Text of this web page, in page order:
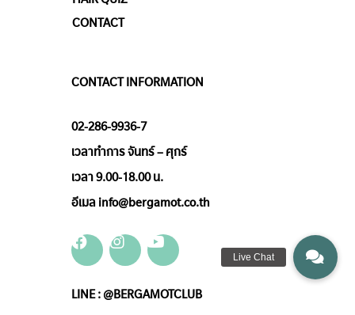
CONTACT
CONTACT INFORMATION
02-286-9936-7
เวลาทำการ จันทร์ – ศุกร์
เวลา 9.00-18.00 น.
อีเมล info@bergamot.co.th
LINE : @BERGAMOTCLUB